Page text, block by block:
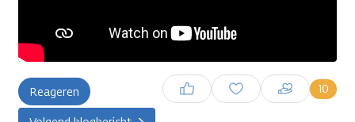
Reageren 10
Inloggen om een reactie te
plaatsen